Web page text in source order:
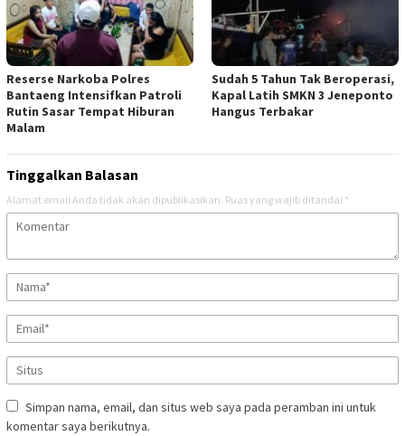
Reserse Narkoba Polres
Bantaeng Intensifkan Patroli
Rutin Sasar Tempat Hiburan
Malam
Sudah 5 Tahun Tak Beroperasi,
Kapal Latih SMKN 3 Jeneponto
Hangus Terbakar
Tinggalkan Balasan
Alamat email Anda tidak akan dipublikasikan. Ruas yang wajib ditandai *
Simpan nama, email, dan situs web saya pada peramban ini untuk
komentar saya berikutnya.